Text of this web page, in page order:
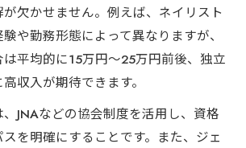
欠かせません。例えば、ネイリスト
や勤務形態によって異なりますが、
平均的に15万円～25万円前後、独立
収入が期待できます。
JNAなどの協会制度を活用し、資格
を明確にすることです。また、ジェ